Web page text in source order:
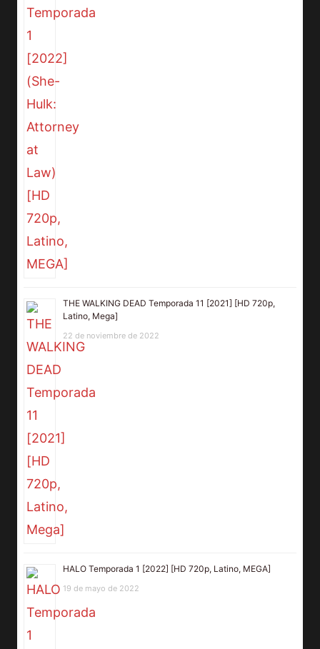
THE WALKING DEAD Temporada 11 [2021] [HD 720p,
Latino, Mega]
22 de noviembre de 2022
HALO Temporada 1 [2022] [HD 720p, Latino, MEGA]
19 de mayo de 2022